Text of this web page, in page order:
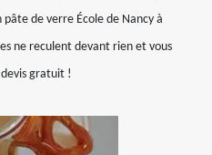
de verre École de Nancy à
ne reculent devant rien et vous
gratuit !